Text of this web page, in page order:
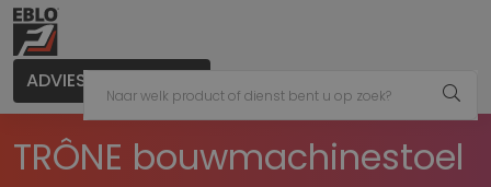
ADVIES AANVRAGEN
TRÔNE bouwmachinestoel